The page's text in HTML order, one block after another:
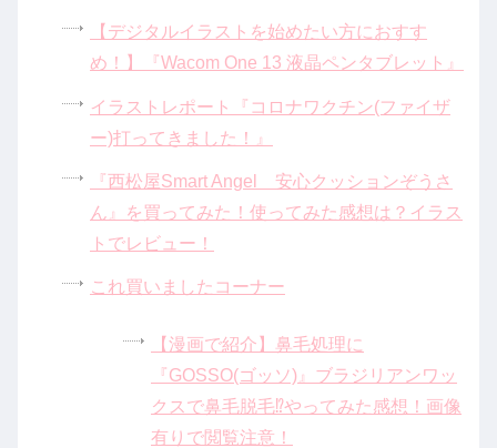
【デジタルイラストを始めたい方におすす
め！】『Wacom One 13 液晶ペンタブレット』
イラストレポート『コロナワクチン(ファイザ
ー)打ってきました！』
『西松屋Smart Angel 安心クッションぞうさ
ん』を買ってみた！使ってみた感想は？イラス
トでレビュー！
これ買いましたコーナー
【漫画で紹介】鼻毛処理に
『GOSSO(ゴッソ)』ブラジリアンワッ
クスで鼻毛脱毛⁉やってみた感想！画像
有りで閲覧注意！